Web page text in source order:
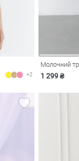
+2
Молочний
1 299 ₴